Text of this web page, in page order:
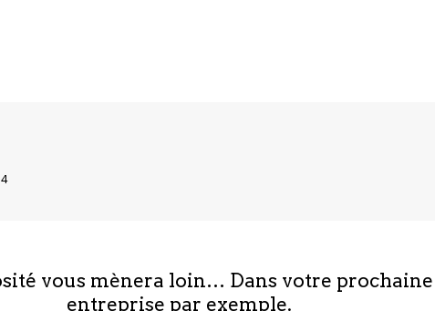
vous mènera loin… Dans votre prochaine
entreprise par exemple.